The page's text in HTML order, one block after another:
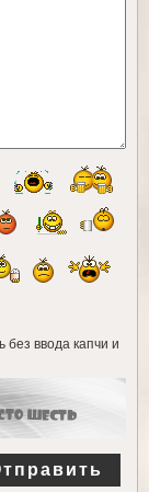
без ввода капчи и